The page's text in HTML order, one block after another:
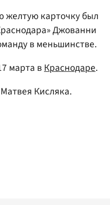
желтую карточку был
Джованни
в меньшинстве.
марта вКраснодаре.
Матвея Кисляка.